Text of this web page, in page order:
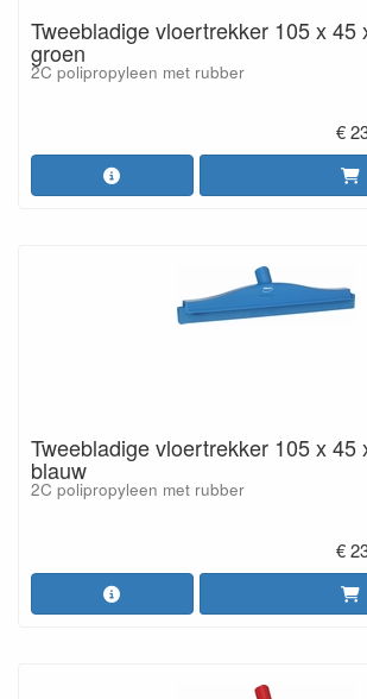
Tweebladige vloertrekker 105 x 45
groen
2C polipropyleen met rubber
€
Tweebladige vloertrekker 105 x 45
blauw
2C polipropyleen met rubber
€